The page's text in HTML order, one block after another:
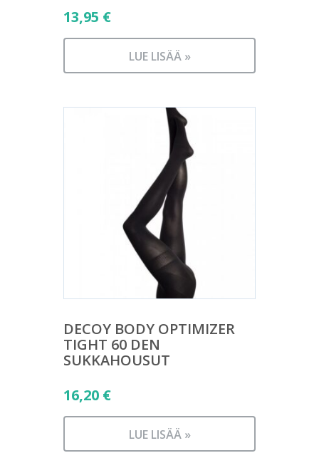
13,95 €
LUE LISÄÄ »
DECOY BODY OPTIMIZER
TIGHT 60 DEN
SUKKAHOUSUT
16,20 €
LUE LISÄÄ »